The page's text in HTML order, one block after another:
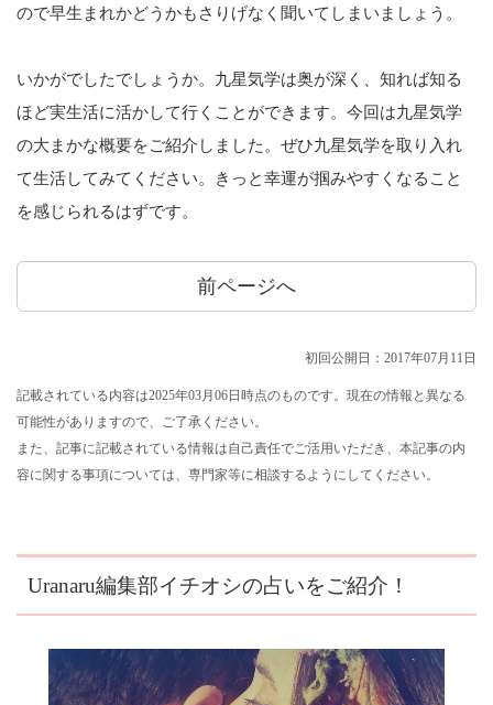
ので早生まれかどうかもさりげなく聞いてしまいましょう。
いかがでしたでしょうか。九星気学は奥が深く、知れば知る
ほど実生活に活かして行くことができます。今回は九星気学
の大まかな概要をご紹介しました。ぜひ九星気学を取り入れ
て生活してみてください。きっと幸運が掴みやすくなること
を感じられるはずです。
前ページへ
初回公開日：2017年07月11日
記載されている内容は2025年03月06日時点のものです。現在の情報と異なる
可能性がありますので、ご了承ください。
また、記事に記載されている情報は自己責任でご活用いただき、本記事の内
容に関する事項については、専門家等に相談するようにしてください。
Uranaru編集部イチオシの占いをご紹介！